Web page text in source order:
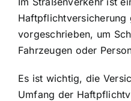
Haftpflichtversicherung
vorgeschrieben, um
Fahrzeugen oder
Es ist wichtig, die
Umfang der